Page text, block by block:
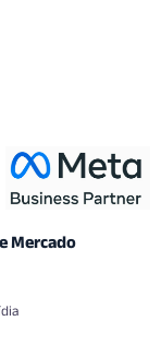
Mercado